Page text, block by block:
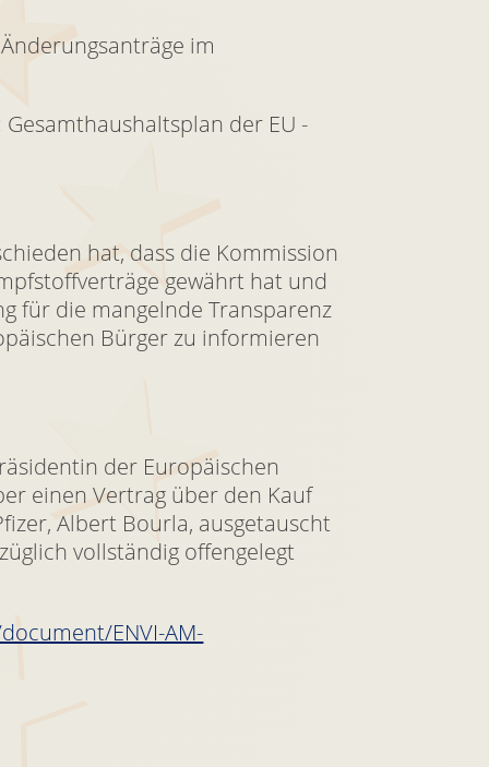
im
der EU -
hat, dass die Kommission
gewährt hat und
für die mangelnde Transparenz
Bürger zu informieren
der Europäischen
einen Vertrag über den Kauf
Albert Bourla, ausgetauscht
vollständig offengelegt
ENVI-AM-